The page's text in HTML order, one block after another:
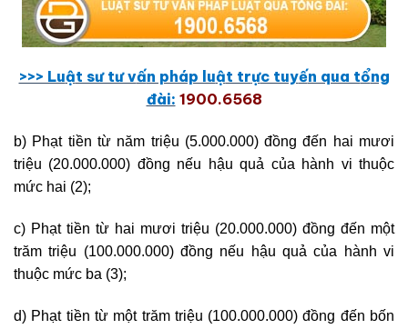
>>> Luật sư tư vấn pháp luật trực tuyến qua tổng
đài: 1900.6568
b) Phạt tiền từ năm triệu (5.000.000) đồng đến hai mươi
triệu (20.000.000) đồng nếu hậu quả của hành vi thuộc
mức hai (2);
c) Phạt tiền từ hai mươi triệu (20.000.000) đồng đến một
trăm triệu (100.000.000) đồng nếu hậu quả của hành vi
thuộc mức ba (3);
d) Phạt tiền từ một trăm triệu (100.000.000) đồng đến bốn